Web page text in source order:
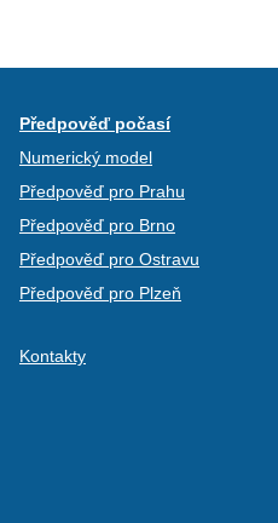
Předpověď počasí
Numerický model
Předpověď pro Prahu
Předpověď pro Brno
Předpověď pro Ostravu
Předpověď pro Plzeň
Kontakty